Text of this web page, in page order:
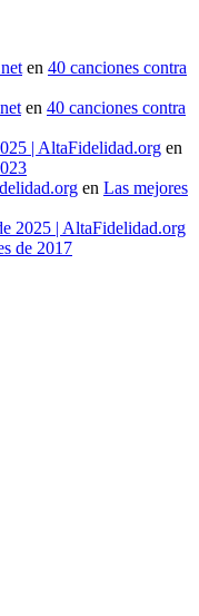
en 40 canciones contra
en 40 canciones contra
| AltaFidelidad.org en
en Las mejores
2025 | AltaFidelidad.org
de 2017